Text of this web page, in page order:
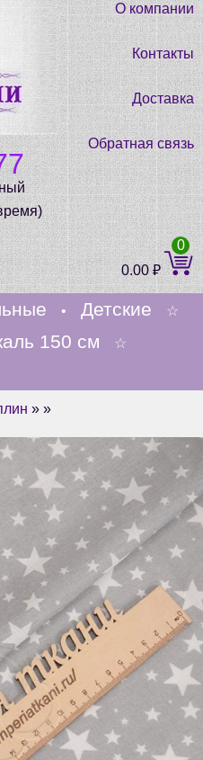
О компании
Контакты
Доставка
Обратная связь
0.00₽
0
• Детские ☆
150 см ☆
» »